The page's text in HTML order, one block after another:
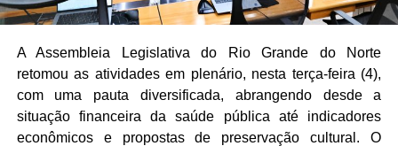
A Assembleia Legislativa do Rio Grande do Norte
retomou as atividades em plenário, nesta terça-feira (4),
com uma pauta diversificada, abrangendo desde a
situação financeira da saúde pública até indicadores
econômicos e propostas de preservação cultural. O